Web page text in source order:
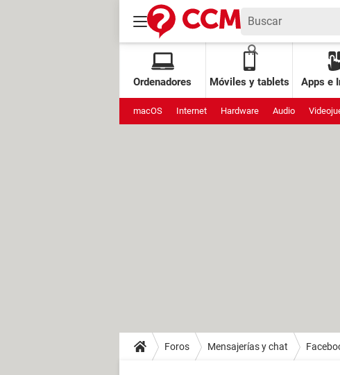
Ordenadores Móviles y tablets Apps e
macOS Internet Hardware Audio
Foros Mensajerías y chat